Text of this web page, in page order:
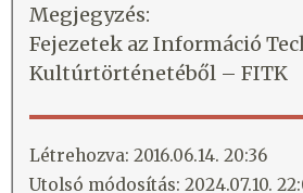
Megjegyzés:
Fejezetek az Információ
Kultúrtörténetéből – FITK
Létrehozva: 2016.06.14. 20:36
Utolsó módosítás: 2024.07.10.